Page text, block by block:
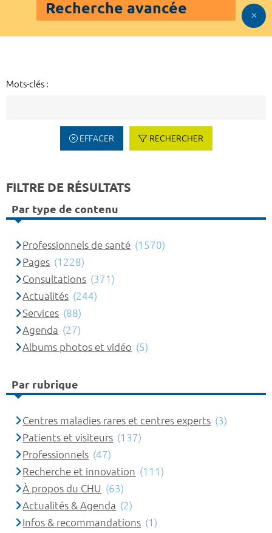
Recherche avancée
Mots-clés :
EFFACER RECHERCHER
FILTRE DE RÉSULTATS
Par type de contenu
Professionnels de santé (1570)
Pages (1228)
Consultations (371)
Actualités (244)
Services (88)
Agenda (27)
Albums photos et vidéo (5)
Par rubrique
Centres maladies rares et centres experts (3)
Patients et visiteurs (137)
Professionnels (47)
Recherche et innovation (111)
À propos du CHU (63)
Actualités & Agenda (2)
Infos & recommandations (1)